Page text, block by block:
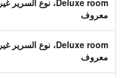
Deluxe room، نوع السرير غير
معروف
Deluxe room، نوع السرير غير
معروف